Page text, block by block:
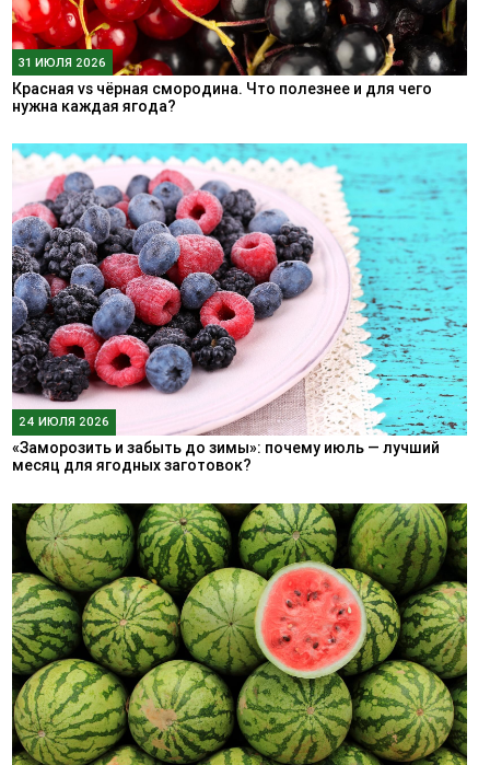
31 ИЮЛЯ 2026
Красная vs чёрная смородина. Что полезнее и для чего
нужна каждая ягода?
24 ИЮЛЯ 2026
«Заморозить и забыть до зимы»: почему июль — лучший
месяц для ягодных заготовок?